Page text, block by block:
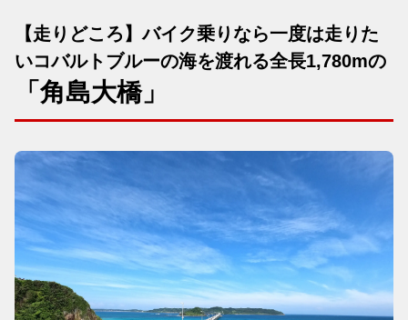
【走りどころ】バイク乗りなら一度は走りた
いコバルトブルーの海を渡れる全長1,780mの
「角島大橋」